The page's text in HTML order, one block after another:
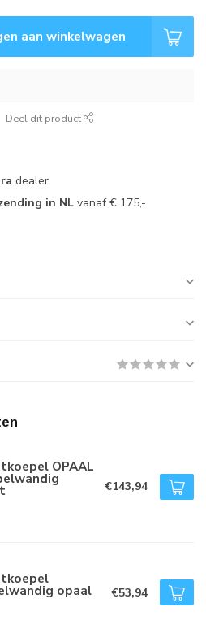
aan winkelwagen
Deel dit product
dealer
in NL vanaf € 175,-
OPAAL
€143,94
opaal €53,94